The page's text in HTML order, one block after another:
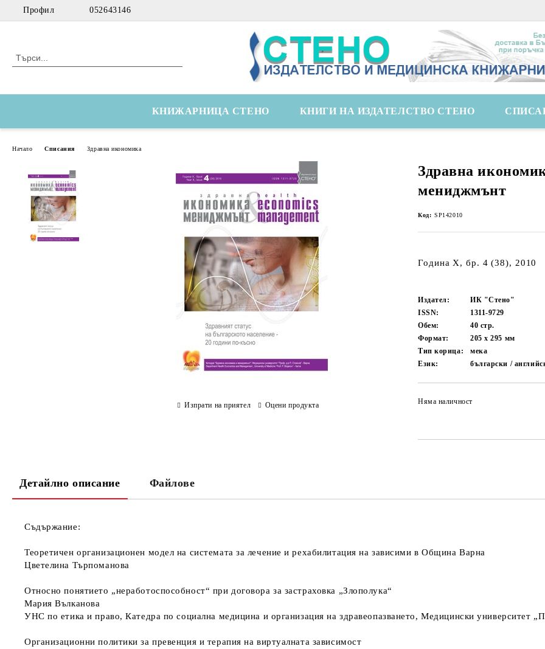
Профил 052643146
КНИЖАРНИЦА СТЕНО КНИГИ НА ИЗДАТЕЛСТВО СТЕНО
Начало Списания Здравна икономика
Здравна
мениджмънт
Код: SP142010
Година X, бр. 4 (38), 2010
Издател:
ИК "Стено"
ISSN:
1311-9729
Обем:
40 стр.
Формат:
205 x 295 мм
Тип корица:
мека
Език:
български /
Няма наличност
Изпрати на приятел Оцени продукта
Детайлно описание Файлове
Съдържание:
Теоретичен организационен модел на системата за лечение и рехабилитация на зависими в Община Варна
Цветелина Търпоманова
Относно понятието „неработоспособност“ при договора за застраховка „Злополука“
Мария Вълканова
УНС по етика и право, Катедра по социална медицина и организация на здравеопазването, Медицински университет
Организационни политики за превенция и терапия на виртуалната зависимост